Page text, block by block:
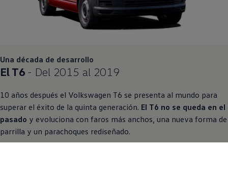
Una década de desarrollo
El T6 - Del 2015 al 2019
10 años después el Volkswagen T6 se presenta al mundo para
superar el éxito de la quinta generación. El T6 no se queda en el
pasado y evoluciona con faros más anchos, una nueva forma de
parrilla y un parachoques rediseñado.